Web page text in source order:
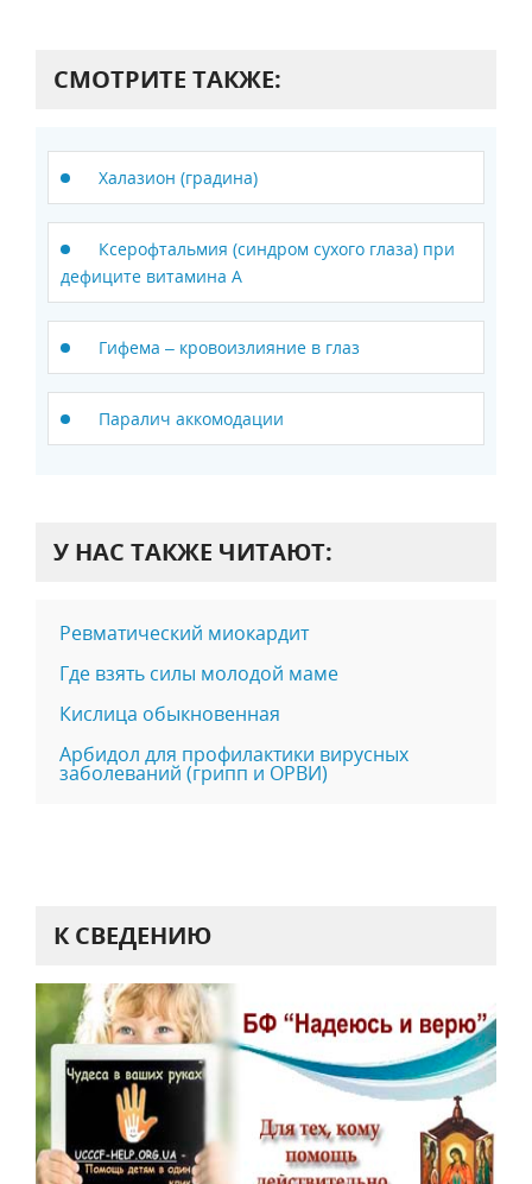
СМОТРИТЕ ТАКЖЕ:
Халазион (градина)
Ксерофтальмия (синдром сухого глаза) при
дефиците витамина А
Гифема – кровоизлияние в глаз
Паралич аккомодации
У НАС ТАКЖЕ ЧИТАЮТ:
Ревматический миокардит
Где взять силы молодой маме
Кислица обыкновенная
Арбидол для профилактики вирусных
заболеваний (грипп и ОРВИ)
К СВЕДЕНИЮ